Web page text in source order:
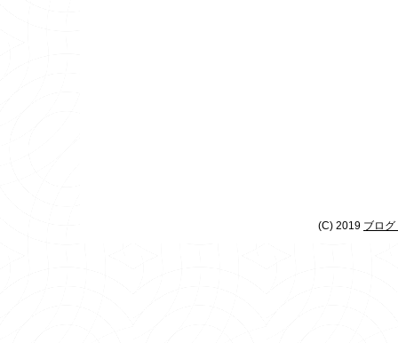
(C) 2019 ブロ